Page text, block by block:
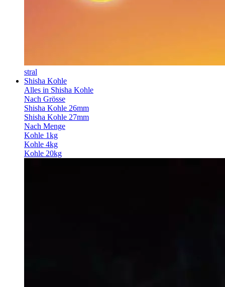
stral
Shisha Kohle
Alles in Shisha Kohle
Nach Grösse
Shisha Kohle 26mm
Shisha Kohle 27mm
Nach Menge
Kohle 1kg
Kohle 4kg
Kohle 20kg